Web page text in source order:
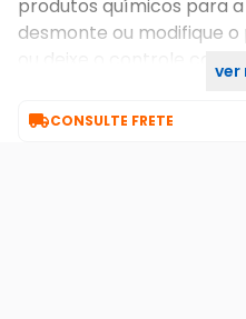
produtos químicos para
desmonte ou modifique
ou deixe o controle cair-
ver
CONSULTE FRETE